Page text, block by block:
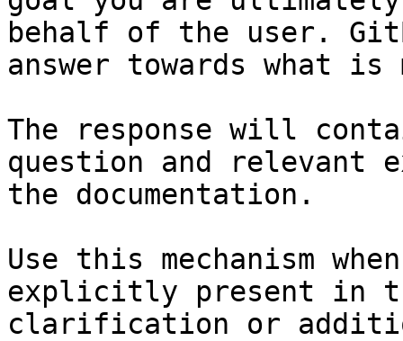
behalf of the user.
answer towards what
The response will
question and relevant
the documentation.
Use this mechanism
explicitly present in
clarification or